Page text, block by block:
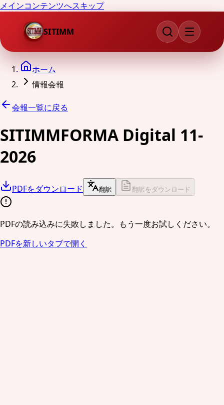
メインコンテンツへスキップ
SITIMM
ホーム
情報会報
会報一覧に戻る
SITIMMFORMA Digital 11-
2026
PDFをダウンロード 翻訳 翻訳をダウンロード
PDFの読み込みに失敗しました。もう一度お試しください。
PDFを新しいタブで開く